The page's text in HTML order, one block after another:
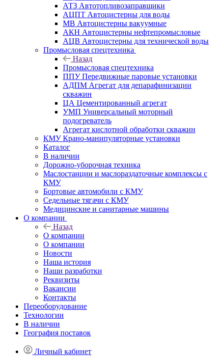
АТЗ Автотопливозаправщики
АЦПТ Автоцистерны для воды
МВ Автоцистерны вакуумные
АКН Автоцистерны нефтепромысловые
АЦВ Автоцистерны для технической воды
Промысловая спецтехника
Назад
Промысловая спецтехника
ППУ Передвижные паровые установки
АДПМ Агрегат для депарафинизации
скважин
ЦА Цементированный агрегат
УМП Универсальный моторный
подогреватель
Агрегат кислотной обработки скважин
КМУ Крано-манипуляторные установки
Каталог
В наличии
Дорожно-уборочная техника
Маслостанции и маслораздаточные комплексы с
КМУ
Бортовые автомобили с КМУ
Седельные тягачи с КМУ
Медицинские и санитарные машины
О компании
Назад
О компании
О компании
Новости
Наша история
Наши разработки
Реквизиты
Вакансии
Контакты
Переоборудование
Технологии
В наличии
География поставок
Личный кабинет